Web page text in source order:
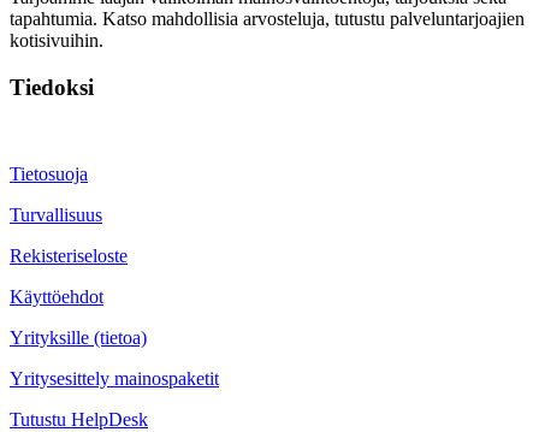
tapahtumia. Katso mahdollisia arvosteluja, tutustu palveluntarjoajien
kotisivuihin.
Tiedoksi
Tietosuoja
Turvallisuus
Rekisteriseloste
Käyttöehdot
Yrityksille (tietoa)
Yritysesittely mainospaketit
Tutustu HelpDesk